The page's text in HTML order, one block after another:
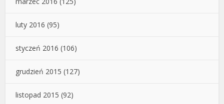
luty 2016 (95)
styczeń 2016 (106)
grudzień 2015 (127)
listopad 2015 (92)